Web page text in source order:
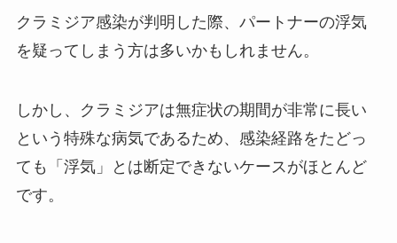
クラミジア感染が判明した際、パートナーの浮気
を疑ってしまう方は多いかもしれません。
しかし、クラミジアは無症状の期間が非常に長い
という特殊な病気であるため、感染経路をたどっ
ても「浮気」とは断定できないケースがほとんど
です。